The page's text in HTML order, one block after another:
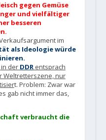
gegen Gemüse
und vielfältiger
besseren
.
im
als Ideologie würde
der DDRentsprach
Weltretterszene, nur
t. Problem: Zwar war
gab nicht immer das,
verbraucht die